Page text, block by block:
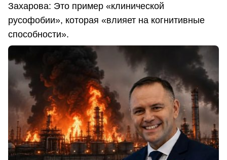
Захарова: Это пример «клинической
русофобии», которая «влияет на когнитивные
способности».